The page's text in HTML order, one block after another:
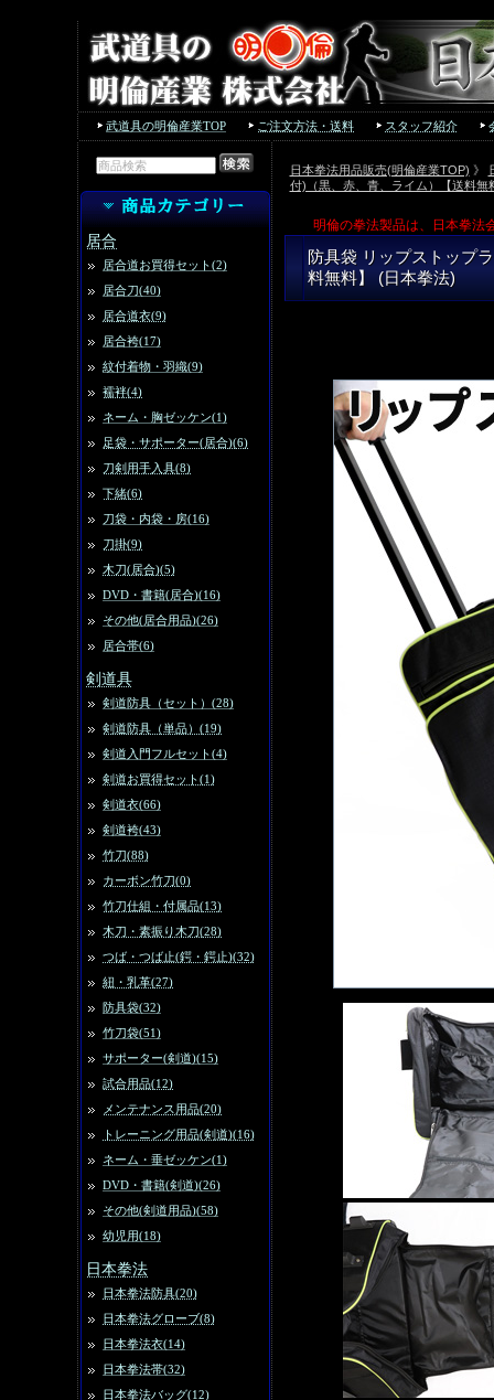
武道具の明倫産業TOP ご注文方法・送料 スタッフ紹介
居合
居合道お買得セット(2)
居合刀(40)
居合道衣(9)
居合袴(17)
紋付着物・羽織(9)
襦袢(4)
ネーム・胸ゼッケン(1)
足袋・サポーター(居合)(6)
刀剣用手入具(8)
下緒(6)
刀袋・内袋・房(16)
刀掛(9)
木刀(居合)(5)
DVD・書籍(居合)(16)
その他(居合用品)(26)
居合帯(6)
剣道具
剣道防具（セット）(28)
剣道防具（単品）(19)
剣道入門フルセット(4)
剣道お買得セット(1)
剣道衣(66)
剣道袴(43)
竹刀(88)
カーボン竹刀(0)
竹刀仕組・付属品(13)
木刀・素振り木刀(28)
つば・つば止(鍔・鍔止)(32)
紐・乳革(27)
防具袋(32)
竹刀袋(51)
サポーター(剣道)(15)
試合用品(12)
メンテナンス用品(20)
トレーニング用品(剣道)(16)
ネーム・垂ゼッケン(1)
DVD・書籍(剣道)(26)
その他(剣道用品)(58)
幼児用(18)
日本拳法
日本拳法防具(20)
日本拳法グローブ(8)
日本拳法衣(14)
日本拳法帯(32)
日本拳法バッグ(12)
日本拳法用品販売(明倫産業TOP) 》
付)（黒、赤、青、ライム）【送料無
明倫の拳法製品は、日本拳法
防具袋 リップストップ
料無料】 (日本拳法)